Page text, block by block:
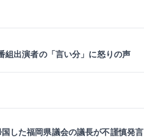
組出演者の「言い分」に怒りの声
国した福岡県議会の議長が不謹慎発言